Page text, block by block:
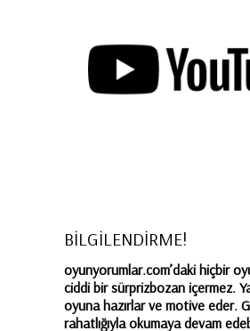
BİLGİLENDİRME!
oyunyorumlar.com’daki hiçbir
ciddi bir sürprizbozan içermez.
oyuna hazırlar ve motive eder.
rahatlığıyla okumaya devam